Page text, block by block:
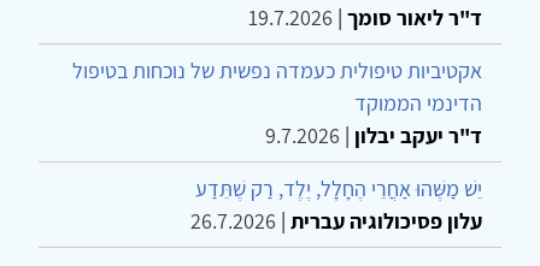
ד"ר ליאור סומך |
19.7.2026
אקטיביות טיפולית כעמדה נפשית של נוכחות בטיפול
הדינמי הממוקד
ד"ר יעקב יבלון |
9.7.2026
יֵשׁ מַשֶּׁהוּ אַחֲרֵי הֶחָלָל, יֶלֶד, רַק שֶׁתֵּדַע
עלון פסיכולוגיה עברית |
26.7.2026